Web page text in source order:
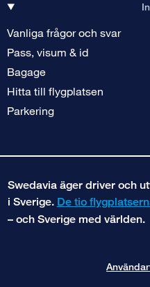
Vanliga frågor och svar
Pass, visum & id
Bagage
Hitta till flygplatsen
Parkering
Swedavia äger driver och
i Sverige. De tio
– och Sverige med världen.